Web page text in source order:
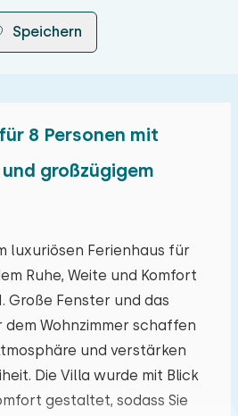
Speichern
8 Personen mit
großzügigem
luxuriösen Ferienhaus für
Ruhe, Weite und Komfort
Große Fenster und das
Wohnzimmer schaffen
und verstärken
Die Villa wurde mit Blick
gestaltet, sodass Sie
Do Fr Sa So
30 31 01 02
06 07 08 09
13 14 15 16